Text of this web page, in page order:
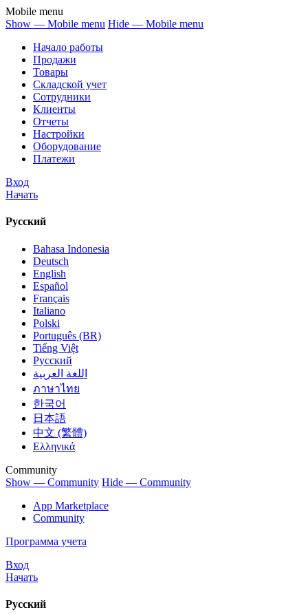
Mobile menu
Show — Mobile menu Hide — Mobile menu
Начало работы
Продажи
Товары
Cкладской учет
Сотрудники
Клиенты
Отчеты
Настройки
Оборудование
Платежи
Вход
Начать
Русский
Bahasa Indonesia
Deutsch
English
Español
Français
Italiano
Polski
Português (BR)
Tiếng Việt
Русский
اللغة العربية
ภาษาไทย
한국어
日本語
中文 (繁體)
Ελληνικά
Community
Show — Community Hide — Community
App Marketplace
Community
Программа учета
Вход
Начать
Русский